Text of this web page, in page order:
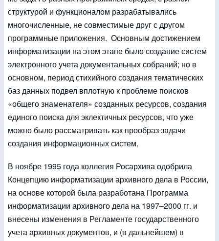
структурой и функционалом разрабатывались
многочисленные, не совместимые друг с другом
программные приложения. Основным достижением
информатизации на этом этапе было создание систем
электронного учета документальных собраний; но в
основном, период стихийного создания тематических
баз данных подвел вплотную к проблеме поисков
«общего знаменателя» созданных ресурсов, создания
единого поиска для эклектичных ресурсов, что уже
можно было рассматривать как прообраз задачи
создания информационных систем.
В ноябре 1995 года коллегия Росархива одобрила
Концепцию информатизации архивного дела в России,
на основе которой была разработана Программа
информатизации архивного дела на 1997–2000 гг. и
внесены изменения в Регламенте государственного
учета архивных документов, и (в дальнейшем) в